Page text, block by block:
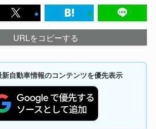
URLをコピーする
自動車情報のコンテンツを優先表示